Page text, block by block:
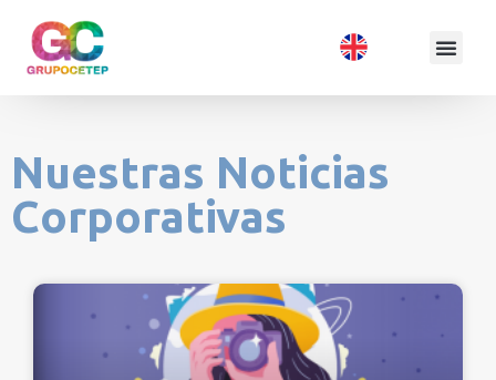
Nuestras Noticias
Corporativas